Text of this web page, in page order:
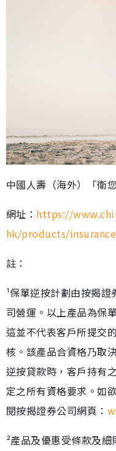
中國人壽（海外）「衛
網址： https://
hk/products/
註：
¹保單逆按計劃由按揭
司營運。以上產品為保
這並不代表客戶所提交
核。該產品合資格乃取
逆按貸款時，客戶持有
定之所有資格要求。如
閱按揭證券公司網頁：
²產品及優惠受條款及